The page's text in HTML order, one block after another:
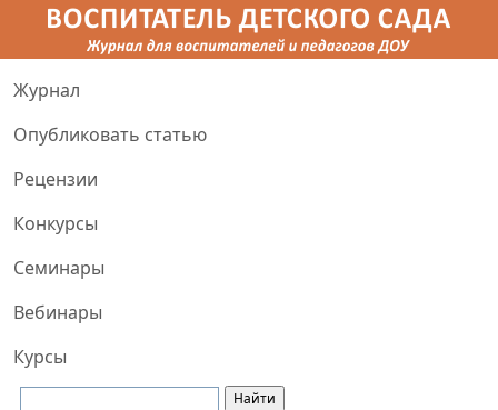
Журнал
Опубликовать статью
Рецензии
Конкурсы
Семинары
Вебинары
Курсы